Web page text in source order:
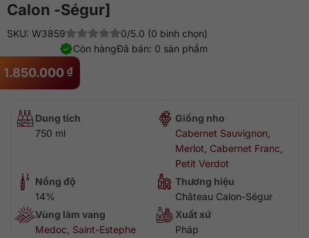
Calon -Ségur]
1.850.000 ₫
SKU: W3859
0/5.0 (0 bình chọn)
Đã bán: 0 sản phẩm
Còn hàng
Dung tích
750 ml
Giống nho
Cabernet Sauvignon
Merlot Cabernet Franc
Petit Verdot
Nồng độ
14%
Thương hiệu
Château Calon-Ségur
Vùng làm vang
Medoc Saint-Estephe
Xuất xứ
Pháp